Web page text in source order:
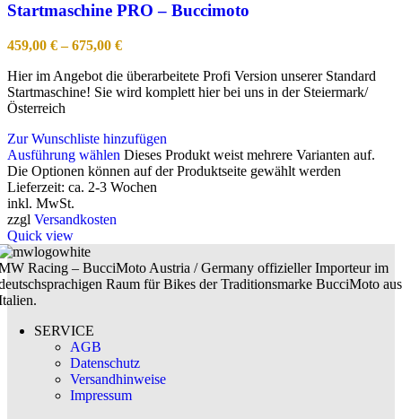
Startmaschine PRO – Buccimoto
459,00 €–675,00 €
Hier im Angebot die überarbeitete Profi Version unserer Standard
Startmaschine! Sie wird komplett hier bei uns in der Steiermark/
Österreich
Zur Wunschliste hinzufügen
Ausführung wählen Dieses Produkt weist mehrere Varianten auf.
Die Optionen können auf der Produktseite gewählt werden
Lieferzeit: ca. 2-3 Wochen
inkl. MwSt.
zzgl Versandkosten
Quick view
Racing – BucciMoto Austria / Germany offizieller Importeur im
Raum für Bikes der Traditionsmarke BucciMoto aus
SERVICE
AGB
Datenschutz
Versandhinweise
Impressum